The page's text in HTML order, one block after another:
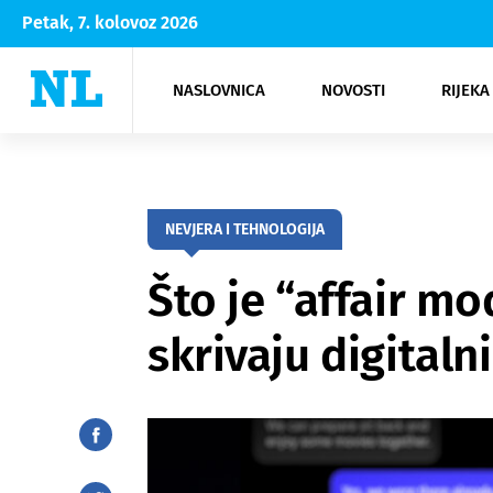
Petak, 7. kolovoz 2026
NASLOVNICA NOVOSTI
Rijeka Opatija
NK
Moda
Kultura
NEVJERA I TEHNOLOGIJA
Što je “affair
skrivaju